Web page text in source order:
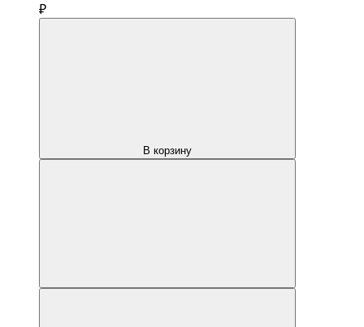
₽
В корзину